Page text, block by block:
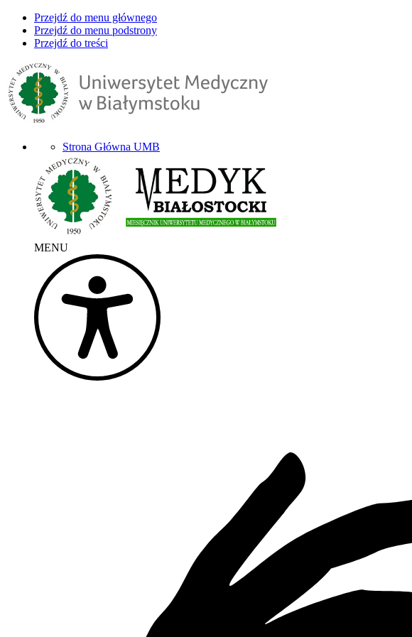
Przejdź do menu głównego
Przejdź do menu podstrony
Przejdź do treści
Strona Główna UMB
MENU